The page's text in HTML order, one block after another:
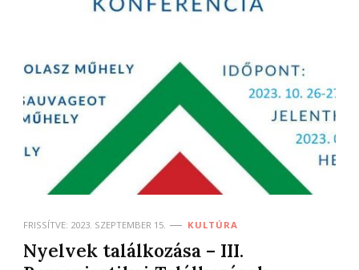
FRISSÍTVE: 2023. SZEPTEMBER 15. KULTÚRA
Nyelvek találkozása – III.